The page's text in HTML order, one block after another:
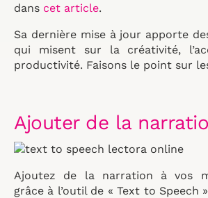
dans cet article.
Sa dernière mise à jour apporte
qui misent sur la créativité,
productivité. Faisons le point sur
Ajouter de la
Ajoutez de la narration à vos
grâce à l’outil de « Text to Speech